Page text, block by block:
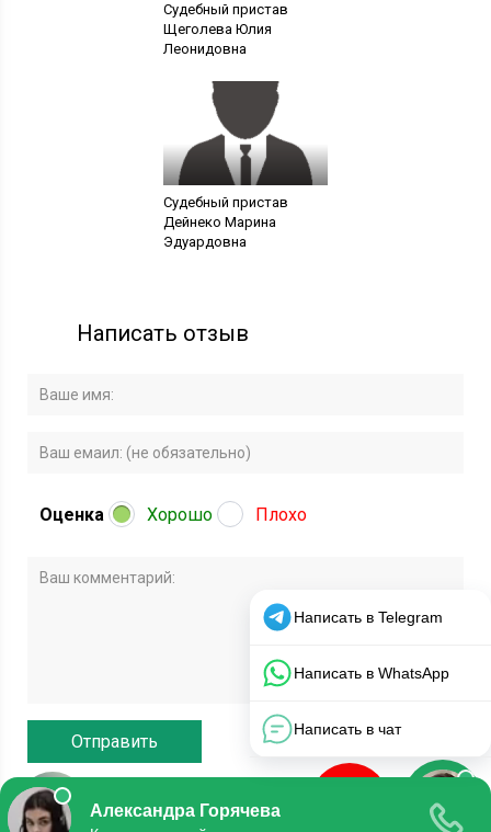
Судебный пристав
Щеголева Юлия
Леонидовна
Судебный пристав
Дейнеко Марина
Эдуардовна
Написать отзыв
Оценка Хорошо Плохо